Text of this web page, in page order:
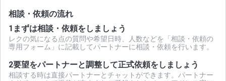
相談・依頼の流れ
1 まずは相談・依頼をしましょう
レクの気になる点の質問や希望日時、人数などを「相談・依頼の
専用フォーム」に記載してパートナーに相談・依頼を行います。
2要望をパートナーと調整して正式依頼をしましょう
相談する時は直接パートナーとチャットができます。パートナー